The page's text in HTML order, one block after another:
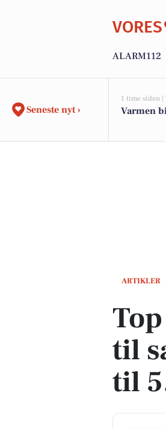
VORES
ALARM112
Seneste nyt ›
1 time siden |
Varmen
ARTIKLER
Top 6
til
til